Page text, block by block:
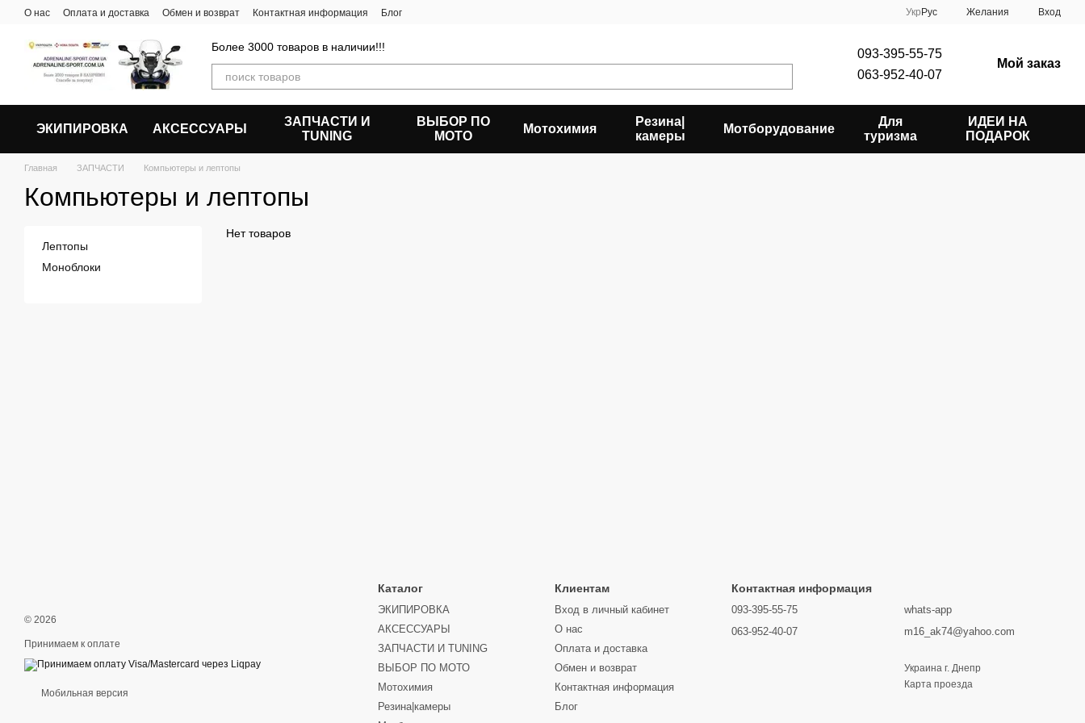
Перейти к основному контенту
О нас Оплата и доставка Обмен и возврат Контактная информация Блог Укр Рус Желания Вход
Более 3000 товаров в наличии!!!
093-395-55-75
063-952-40-07
Мой заказ
ЭКИПИРОВКА АКСЕССУАРЫ
ЗАПЧАСТИ И
ТUNING
ВЫБОР ПО
МОТО
Мотохимия
Резина|
камеры
Мотборудование
Для
туризма
ИДЕИ НА
ПОДАРОК
Главная ЗАПЧАСТИ Компьютеры и лептопы
Компьютеры и лептопы
Нет товаров
Лептопы
Моноблоки
© 2026
Принимаем к оплате
Мобильная версия
Каталог
ЭКИПИРОВКА
АКСЕССУАРЫ
ЗАПЧАСТИ И ТUNING
ВЫБОР ПО МОТО
Мотохимия
Резина|камеры
Клиентам
Вход в личный кабинет
О нас
Оплата и доставка
Обмен и возврат
Контактная информация
Блог
Контактная информация
093-395-55-75
063-952-40-07
whats-app
m16_ak74@yahoo.com
Украина г. Днепр
Карта проезда